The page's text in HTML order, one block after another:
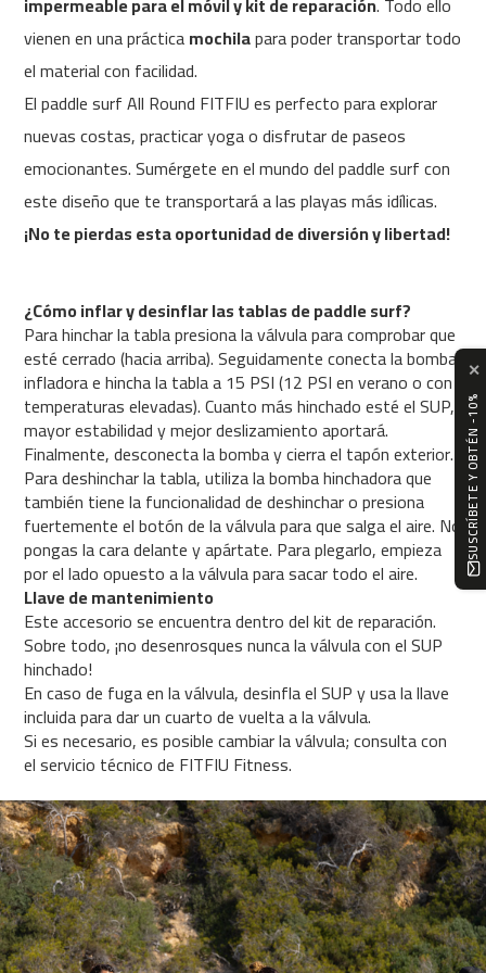
4
6
m
-
5
0
5
6
0
m
c
-
0
0
C
i
n
t
a
d
e
c
o
r
r
e
r
M
C
-
5
0
0
vienen en una prácticamochilapara poder transportar todo
el material con facilidad.
El paddle surf All Round FITFIU es perfecto para explorar
nuevas costas, practicar yoga o disfrutar de paseos
emocionantes. Sumérgete en el mundo del paddle surf con
este diseño que te transportará a las playas más idílicas.
¡No te pierdas esta oportunidad de diversión y libertad!
¿Cómo inflar y desinflar las tablas de paddle surf?
Para hinchar la tabla presiona la válvula para comprobar que
esté cerrado (hacia arriba). Seguidamente conecta la bomba
infladora e hincha la tabla a 15 PSI (12 PSI en verano o con
temperaturas elevadas). Cuanto más hinchado esté el SUP,
mayor estabilidad y mejor deslizamiento aportará.
Finalmente, desconecta la bomba y cierra el tapón exterior.
Para deshinchar la tabla, utiliza la bomba hinchadora que
también tiene la funcionalidad de deshinchar o presiona
fuertemente el botón de la válvula para que salga el aire. No
pongas la cara delante y apártate. Para plegarlo, empieza
por el lado opuesto a la válvula para sacar todo el aire.
Llave de mantenimiento
Este accesorio se encuentra dentro del kit de reparación.
Sobre todo, ¡no desenrosques nunca la válvula con el SUP
hinchado!
En caso de fuga en la válvula, desinfla el SUP y usa la llave
incluida para dar un cuarto de vuelta a la válvula.
Si es necesario, es posible cambiar la válvula; consulta con
el servicio técnico de FITFIU Fitness.
✕
SUSCRÍBETE Y OBTÉN -10%